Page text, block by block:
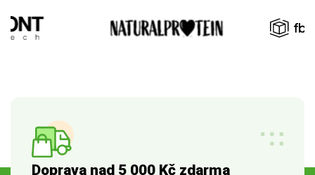
Doprava nad 5 000 Kč zdarma